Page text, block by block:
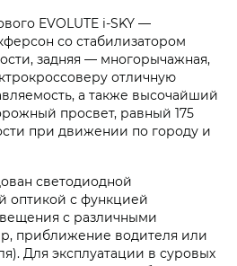
EVOLUTE i‑SKY —
со стабилизатором
задняя — многорычажная,
отличную
а также высочайший
просвет, равный 175
при движении по городу и
светодиодной
оптикой с функцией
с различными
приближение водителя или
Для эксплуатации в суровых